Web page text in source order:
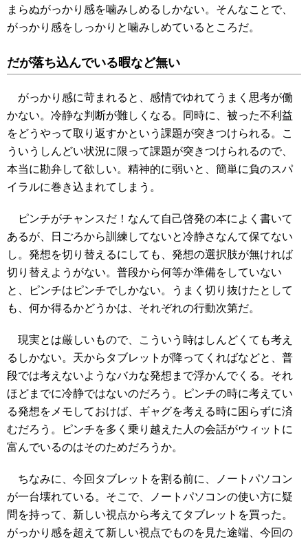
まらぬがっかり感を噛みしめるしかない。そんなことで、
がっかり感をしっかりと噛みしめているところだ。
だが落ち込んでいる暇など無い
がっかり感に苛まれると、感情でゆれてうまく思考が働
かない。冷静な判断が難しくなる。同時に、被った不利益
をどうやって取り返すかという課題が突きつけられる。こ
ういうしんどい状況に限って課題が突きつけられるので、
本当に勘弁して欲しい。精神的に弱いと、簡単に負のスパ
イラルに巻き込まれてしまう。
ピンチがチャンスだ！なんて自己啓発の本によく書いて
あるが、日ごろから訓練してないと冷静さなんて保てない
し。発想を切り替えるにしても、発想の選択肢が無ければ
切り替えようがない。普段から何等か準備をしていない
と、ピンチはピンチでしかない。うまく切り抜けたとして
も、何か得るかどうかは、それぞれの行動次第だ。
現実とは厳しいもので、こういう時はしんどくても考え
るしかない。天からタブレットが降ってくればなどと、普
段では考えないようなバカな発想まで浮かんでくる。それ
ほどまでに冷静ではないのだろう。ピンチの時に考えてい
る発想をメモしておけば、ギャグを考える時に困らずに済
むだろう。ピンチを多く乗り越えた人の会話がウィットに
富んでいるのはそのためだろうか。
ちなみに、今回タブレットを割る前に、ノートパソコン
が一台壊れている。そこで、ノートパソコンの使い方に疑
問を持って、新しい視点から考えてタブレットを買った。
がっかり感を超えて新しい視点でものを見た途端、今回の